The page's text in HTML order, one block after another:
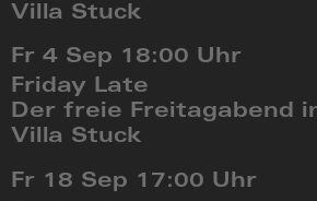
Villa Stuck
Aug
7
2026,
18:08
Fr 4 Sep 18:00 Uhr
Friday Late
Der freie Freitagabend
Villa Stuck
Sep
Fr 18 Sep 17:00 Uhr